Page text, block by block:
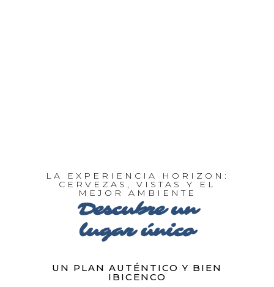
LA EXPERIENCIA HORIZON:
CERVEZAS, VISTAS Y EL
MEJOR AMBIENTE
Descubre un
lugar único
UN PLAN AUTÉNTICO Y BIEN
IBICENCO